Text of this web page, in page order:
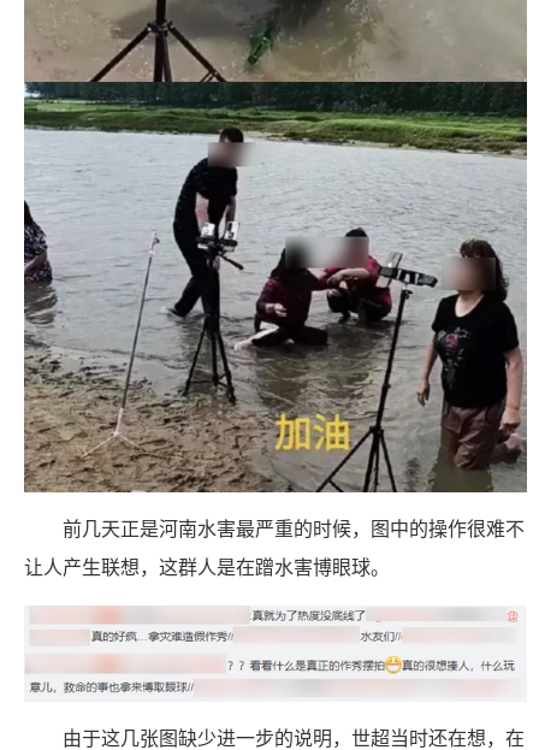
前几天正是河南水害最严重的时候，图中的操作很难不
让人产生联想，这群人是在蹭水害博眼球。
由于这几张图缺少进一步的说明，世超当时还在想，在